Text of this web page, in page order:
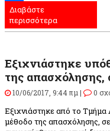
Μοιραστείτε
Διαβάστε
περισσότερα
Εξιχνιάστηκε
της απασχόλησης,
10/06/2017, 9:44 πμ | 0
Εξιχνιάστηκε από το
μέθοδο της απασχόλησης,